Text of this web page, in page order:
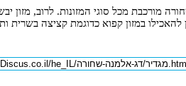
מורכבת מכל סוגי המזונות. לרוב, מזון
להאכילו במזון קפוא כדוגמת קציצה בשרית